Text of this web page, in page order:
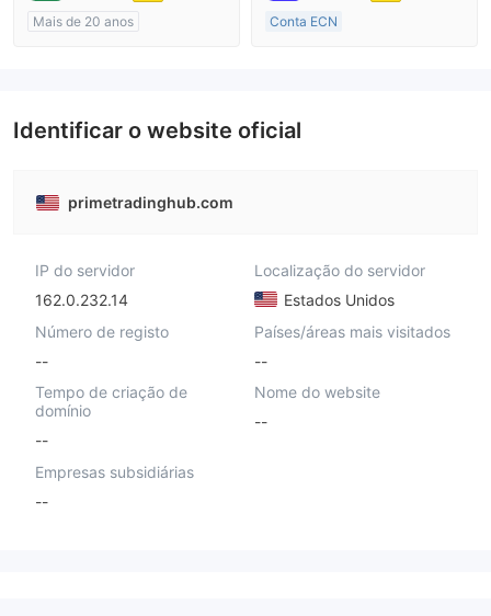
Mais de 20 anos
Conta ECN
Etiqueta principal MT4
Identificar o website oficial
primetradinghub.com
IP do servidor
162.0.232.14
Localização do servidor
Estados Unidos
Número de registo
--
Países/áreas mais visitados
--
Tempo de criação de
domínio
--
Nome do website
--
Empresas subsidiárias
--